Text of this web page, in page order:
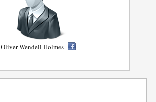
Oliver Wendell Holmes